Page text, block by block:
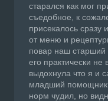
старался как мог
съедобное, к
присекалось сразу
от меню и
повар наш
его практически не
выдохнула что я и
младший помощник
норм чудил, но